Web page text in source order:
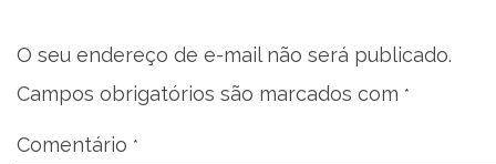
O seu endereço de e-mail não será publicado.
Campos obrigatórios são marcados com *
Comentário *